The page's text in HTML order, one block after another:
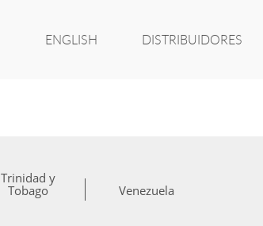
ENGLISH DISTRIBUIDORES
Trinidad y
Tobago
Venezuela